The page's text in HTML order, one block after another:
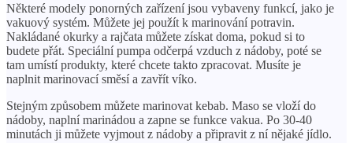
Některé modely ponorných zařízení jsou vybaveny funkcí, jako je
vakuový systém. Můžete jej použít k marinování potravin.
Nakládané okurky a rajčata můžete získat doma, pokud si to
budete přát. Speciální pumpa odčerpá vzduch z nádoby, poté se
tam umístí produkty, které chcete takto zpracovat. Musíte je
naplnit marinovací směsí a zavřít víko.
Stejným způsobem můžete marinovat kebab. Maso se vloží do
nádoby, naplní marinádou a zapne se funkce vakua. Po 30-40
minutách ji můžete vyjmout z nádoby a připravit z ní nějaké jídlo.